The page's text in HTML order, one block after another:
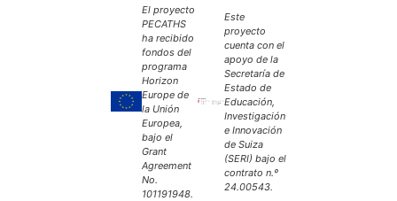
El proyecto
PECATHS
ha recibido
fondos del
programa
Horizon
Europe de
la Unión
Europea,
bajo el
Grant
Agreement
No.
101191948.
Este
proyecto
cuenta con el
apoyo de la
Secretaría de
Estado de
Educación,
Investigación
e Innovación
de Suiza
(SERI) bajo el
contrato n.º
24.00543.